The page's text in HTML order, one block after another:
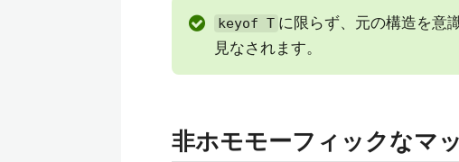
keyof T に限らず、元の構造を意
見なされます。
非ホモモーフィックなマ